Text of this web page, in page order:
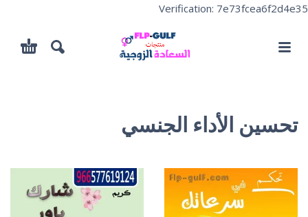
Verification: 7e73fcea6f2d4e35
تحسين الأداء الجنسي